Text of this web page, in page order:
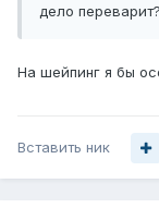
дело переварит?
На шейпинг я бы
Вставить ник